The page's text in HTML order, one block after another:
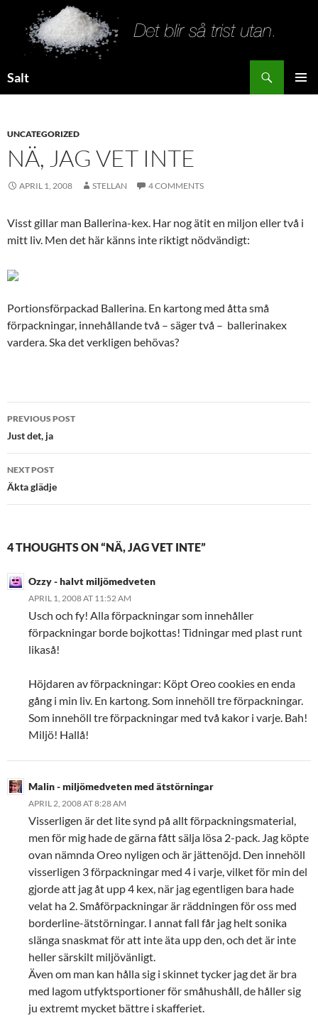
Salt
UNCATEGORIZED
NÄ, JAG VET INTE
APRIL 1, 2008 STELLAN 4 COMMENTS
Visst gillar man Ballerina-kex. Har nog ätit en miljon eller två i
mitt liv. Men det här känns inte riktigt nödvändigt:
Portionsförpackad Ballerina. En kartong med åtta små
förpackningar, innehållande två – säger två – ballerinakex
vardera. Ska det verkligen behövas?
Post
navigation
PREVIOUS POST
Just det, ja
NEXT POST
Äkta glädje
4 THOUGHTS ON “NÄ, JAG VET INTE”
Ozzy - halvt miljömedveten
APRIL 1, 2008 AT 11:52 AM
Usch och fy! Alla förpackningar som innehåller
förpackningar borde bojkottas! Tidningar med plast runt
likaså!
Höjdaren av förpackningar: Köpt Oreo cookies en enda
gång i min liv. En kartong. Som innehöll tre förpackningar.
Som innehöll tre förpackningar med två kakor i varje. Bah!
Miljö! Hallå!
Malin - miljömedveten med ätstörningar
APRIL 2, 2008 AT 8:28 AM
Visserligen är det lite synd på allt förpackningsmaterial,
men för mig hade de gärna fått sälja lösa 2-pack. Jag köpte
ovan nämnda Oreo nyligen och är jättenöjd. Den innehöll
visserligen 3 förpackningar med 4 i varje, vilket för min del
gjorde att jag åt upp 4 kex, när jag egentligen bara hade
velat ha 2. Småförpackningar är räddningen för oss med
borderline-ätstörningar. I annat fall får jag helt sonika
slänga snaskmat för att inte äta upp den, och det är inte
heller särskilt miljövänligt.
Även om man kan hålla sig i skinnet tycker jag det är bra
med lagom utfyktsportioner för småhushåll, de håller sig
ju extremt mycket bättre i skafferiet.